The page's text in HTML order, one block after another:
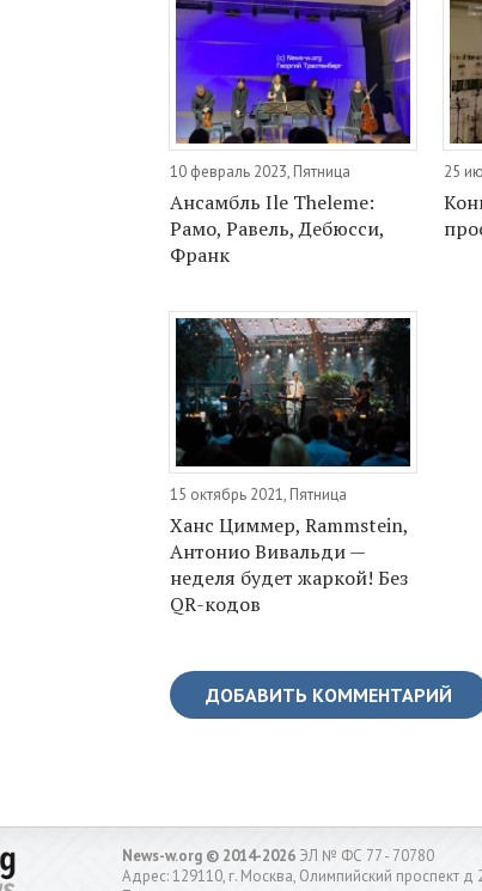
10 февраль 2023, Пятница
Ансамбль Ile Theleme:
Рамо, Равель, Дебюсси,
Франк
25
15 октябрь 2021, Пятница
Ханс Циммер, Rammstein,
Антонио Вивальди —
неделя будет жаркой! Без
QR-кодов
ДОБАВИТЬ КОММЕНТАРИЙ
News-w.org © 2014-2026 ЭЛ № ФС 77 - 70780
Адрес: 129110, г. Москва, Олимпийский проспект